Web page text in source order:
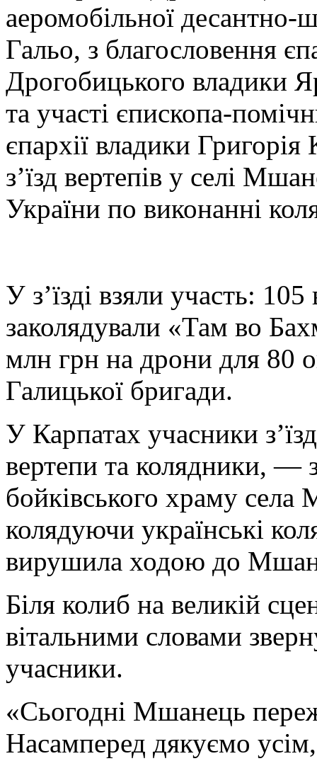
аеромобільної десантно-
Гальо, з благословення
Дрогобицького владики
та участі єпископа-
єпархії владики
з’їзд вертепів у селі
України по виконанні
У з’їзді взяли участь:
заколядували «Там во
млн грн на дрони для 80
Галицької бригади.
У Карпатах учасники
вертепи та колядники, —
бойківського храму села
колядуючи українські
вирушила ходою до
Біля колиб на великій
вітальними словами
учасники.
«Сьогодні Мшанець
Насамперед дякуємо